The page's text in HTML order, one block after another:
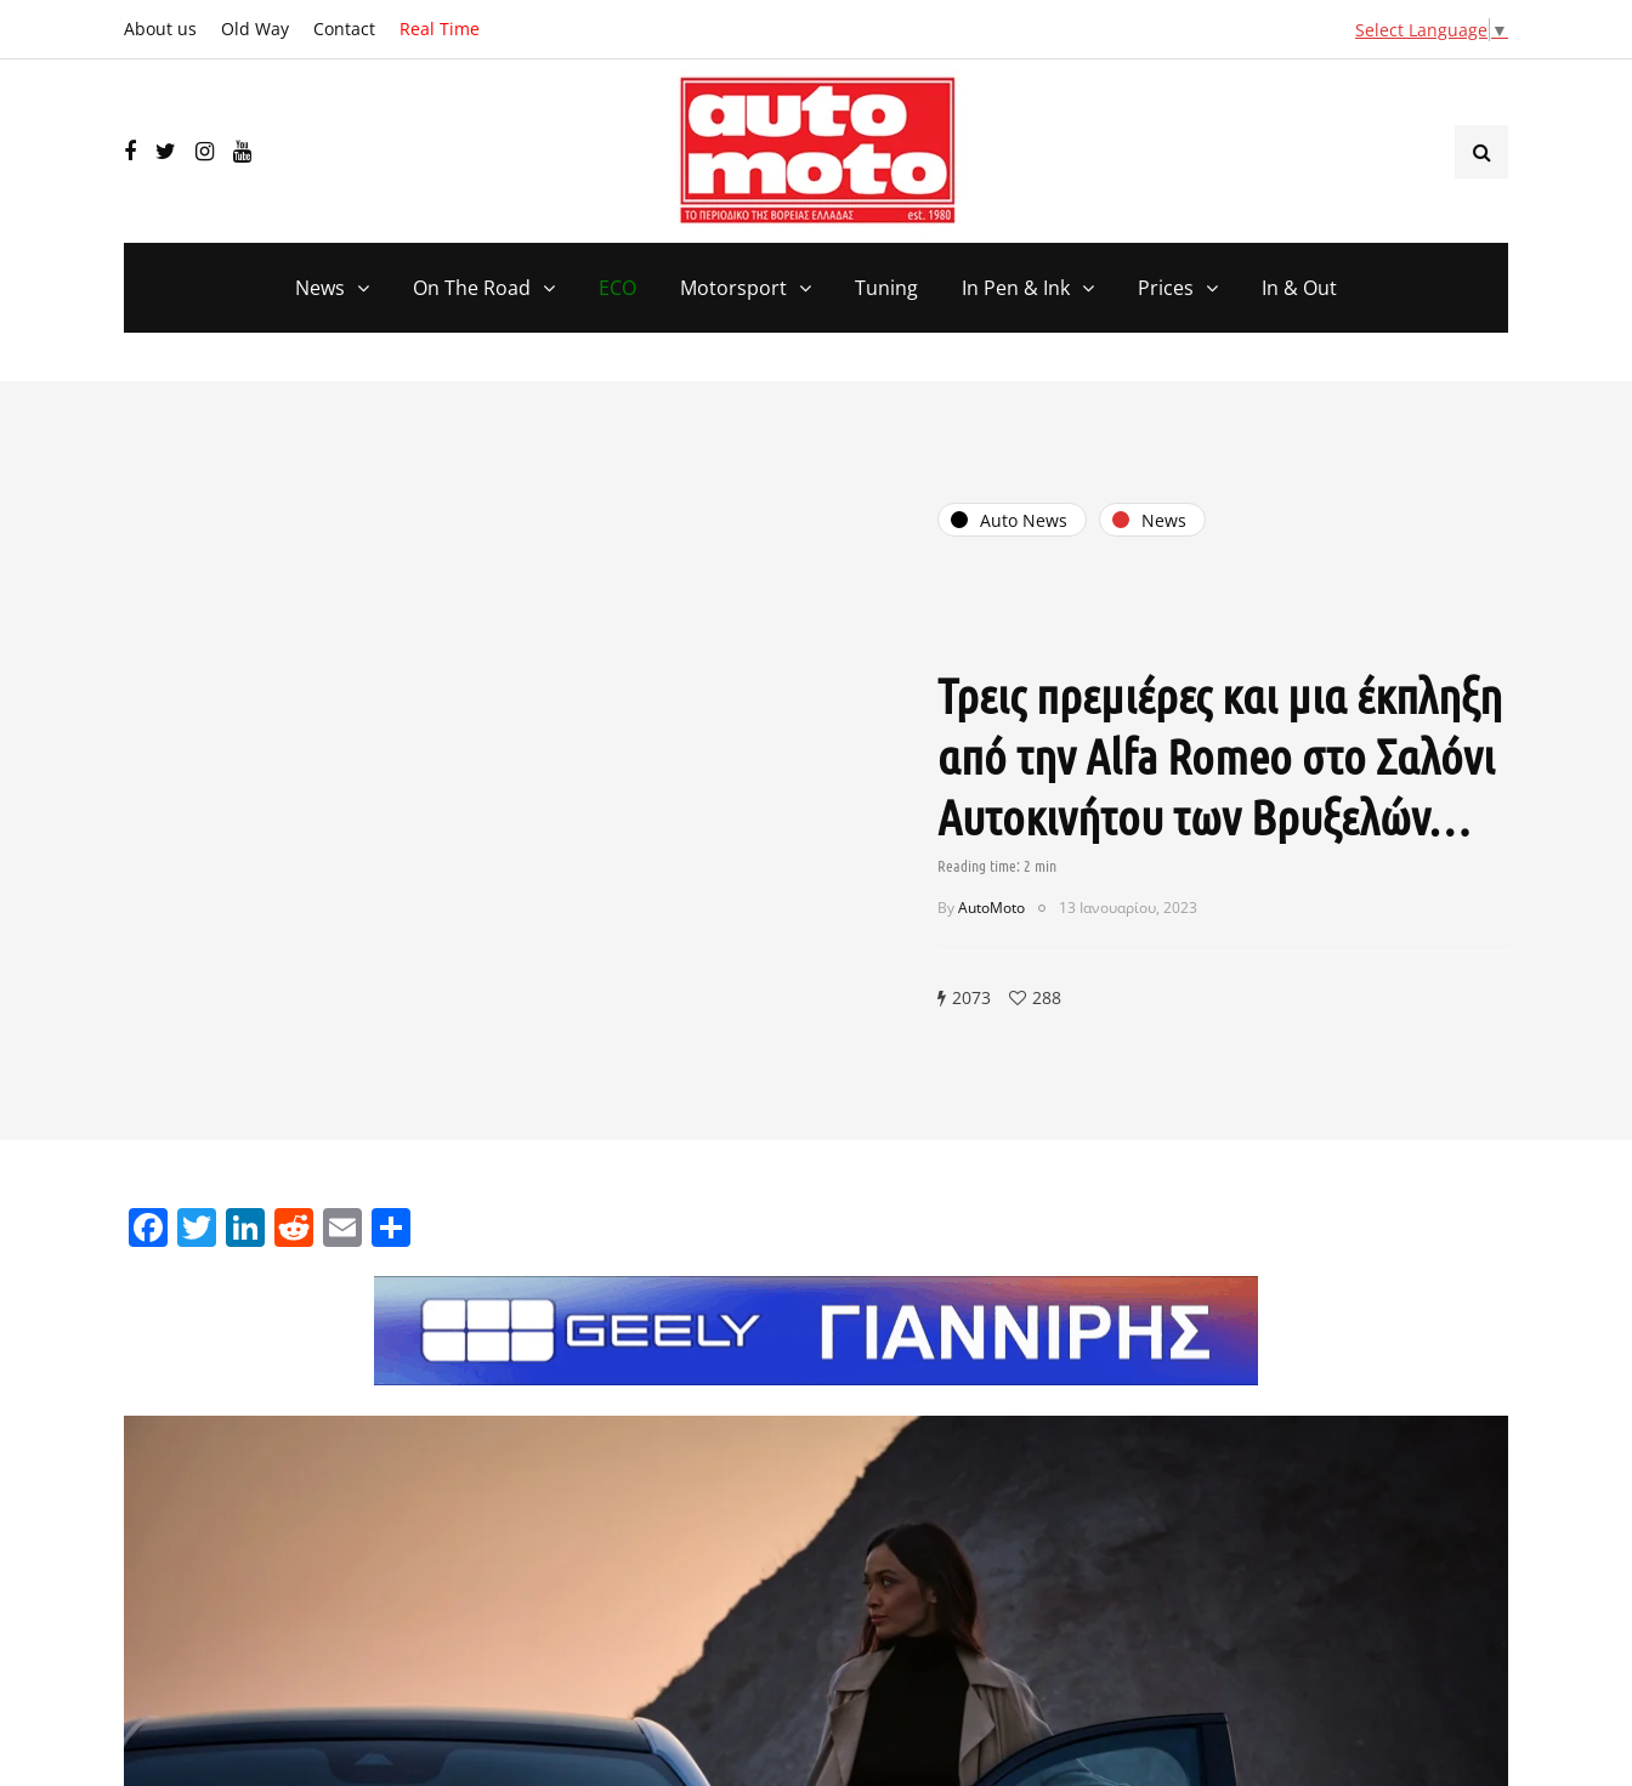
About us Old Way Contact Real Time Select Language ▼
News On The Road ECO Motorsport Tuning In Pen & Ink Prices In & Out
Auto News News
Τρεις πρεμιέρες και μια έκπληξη
από την Alfa Romeo στο Σαλόνι
Αυτοκινήτου των Βρυξελών…
ByAutoMoto 13 Ιανουαρίου, 2023
2073 288
Facebook
Twitter
LinkedIn
Reddit
Email